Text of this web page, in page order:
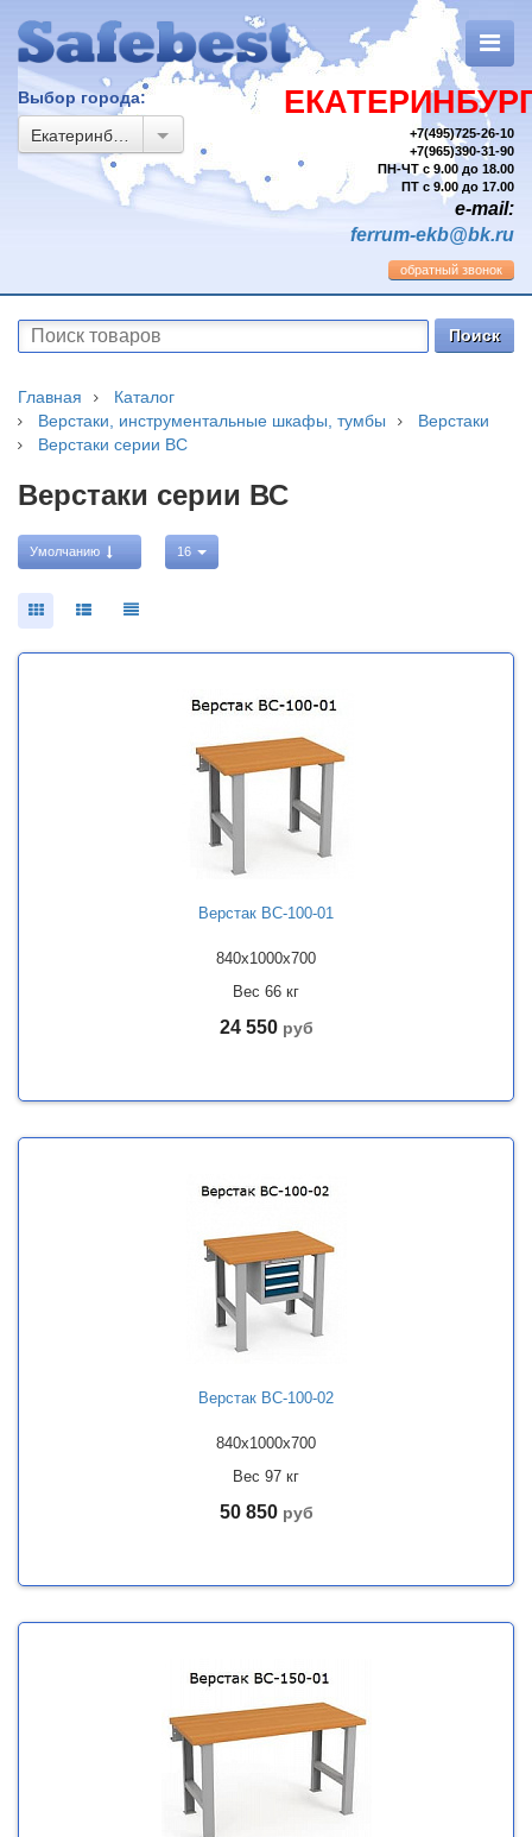
Выбор города:
+7(495)725-26-10
+7(965)390-31-90
ПН-ЧТ с 9.00 до 18.00
ПТ с 9.00 до 17.00
e-mail:
ferrum-ekb@bk.ru
обратный звонок
Главная
Каталог
Верстаки, инструментальные шкафы, тумбы
Верстаки
Верстаки серии ВС
Верстаки серии ВС
Умолчанию 16
Верстак ВС-100-01
840x1000x700
Вес 66 кг
24 550 руб
Верстак ВС-100-02
840x1000x700
Вес 97 кг
50 850 руб